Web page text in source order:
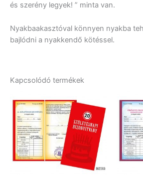
és szerény legyek! ” minta van.
Nyakbaakasztóval könnyen nyakba
bajlódni a nyakkendő kötéssel.
Kapcsolódó termékek